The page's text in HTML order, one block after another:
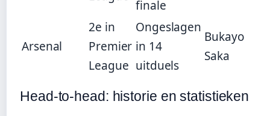
finale
Arsenal
2e in
Premier
League
Ongeslagen
in 14
uitduels
Bukayo
Saka
Head-to-head: historie en statistieken